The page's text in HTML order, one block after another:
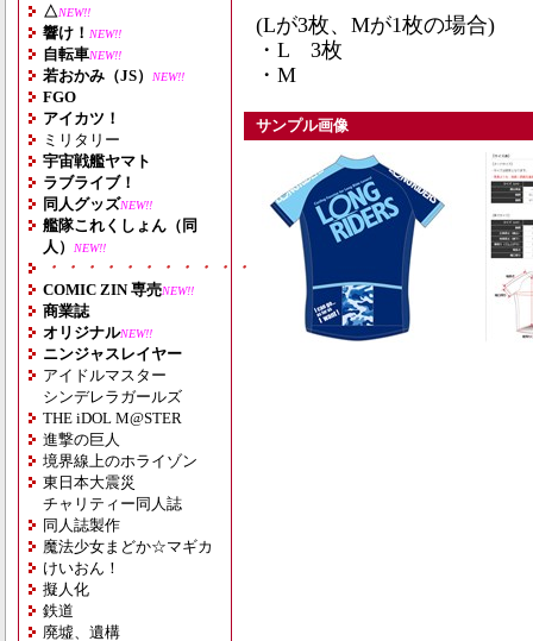
△NEW!!
響け！ NEW!!
自転車NEW!!
若おかみ（JS） NEW!!
FGO
アイカツ！
ミリタリー
宇宙戦艦ヤマト
ラブライブ！
同人グッズNEW!!
艦隊これくしょん（同
人）
NEW!!
・・・・・・・・・・・・・・・・・・・
COMIC ZIN 専売NEW!!
商業誌
オリジナルNEW!!
ニンジャスレイヤー
アイドルマスター
シンデレラガールズ
THE iDOL M@STER
進撃の巨人
境界線上のホライゾン
東日本大震災
チャリティー同人誌
同人誌製作
魔法少女まどか☆マギカ
けいおん！
擬人化
鉄道
廃墟、遺構
(Lが3枚、Mが1枚の場合)
・L 3枚
・M
サンプル画像